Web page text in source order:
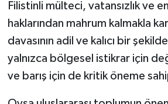
Filistinli mülteci, vatansızlık ve
haklarından mahrum kalmakla
davasının adil ve kalıcı bir
yalnızca bölgesel istikrar için
ve barış için de kritik öneme